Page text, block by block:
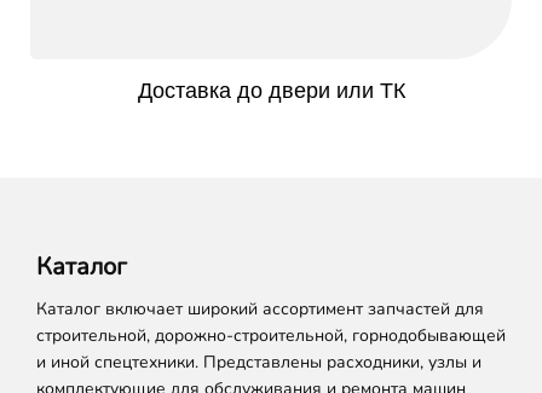
Доставка до двери или ТК
Каталог
Каталог включает широкий ассортимент запчастей для
строительной, дорожно-строительной, горнодобывающей
и иной спецтехники. Представлены расходники, узлы и